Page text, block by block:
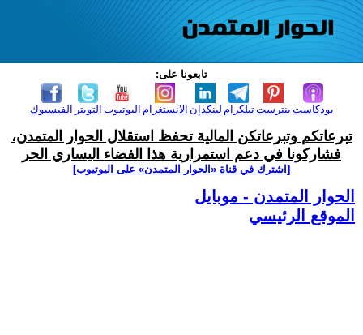
تابعونا على:
الفيسبوك التويتر اليوتيوب الانستغرام لينكدإن تيلكرامبنترست بودكاست
تبرعاتكم وتبرعاتكن المالية تحفظ استقلال الحوار المتمدن،
فشاركونا في دعم استمرارية هذا الفضاء اليساري الحر
[اشترك في قناة ‫«الحوار المتمدن» على اليوتيوب]
الحوار المتمدن - موبايل
الموقع الرئيسي